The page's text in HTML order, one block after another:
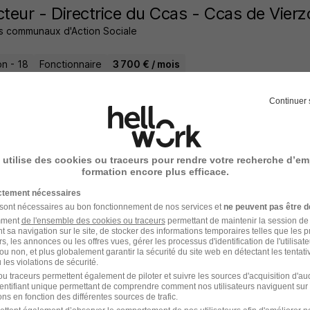
- Directrice du Ccas - Ccas de
communaux d'Action Sociale
- 18 Fonctionnaire 3 700 € / mois
d'Agence d'Emploi - Vierzon 18 -
- 18 CDI 35 000 - 45 000 € / an
Continuer
utilise des cookies ou traceurs pour rendre votre recherche
formation encore plus efficace.
nécessaires
nécessaires au bon fonctionnement de nos services et ne peuvent pas être
de l'ensemble des cookies ou traceurspermettant de maintenir la session
sa navigation sur le site, de stocker des informations temporaires telles que les
les annonces ou les offres vues, gérer les processus d'identification de
non, et plus globalement garantir la sécurité du site web en détectant les
violations de sécurité.
traceurs permettent également de piloter et suivre les sources d'acquisition
unique permettant de comprendre comment nos utilisateurs naviguent sur
en fonction des différentes sources de trafic.